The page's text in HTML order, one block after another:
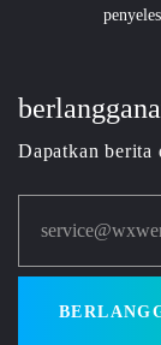
Dapatkan berita